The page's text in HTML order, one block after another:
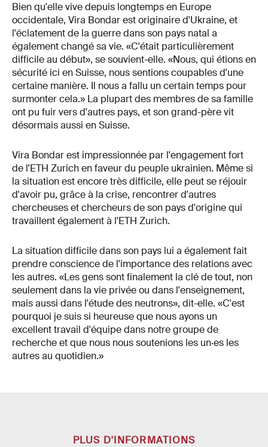
Bien qu'elle vive depuis longtemps en Europe
occidentale, Vira Bondar est originaire d'Ukraine, et
l'éclatement de la guerre dans son pays natal a
également changé sa vie. «C'était particulièrement
difficile au début», se souvient-elle. «Nous, qui étions en
sécurité ici en Suisse, nous sentions coupables d'une
certaine manière. Il nous a fallu un certain temps pour
surmonter cela.» La plupart des membres de sa famille
ont pu fuir vers d'autres pays, et son grand-père vit
désormais aussi en Suisse.
Vira Bondar est impressionnée par l'engagement fort
de l'ETH Zurich en faveur du peuple ukrainien. Même si
la situation est encore très difficile, elle peut se réjouir
d'avoir pu, grâce à la crise, rencontrer d'autres
chercheuses et chercheurs de son pays d'origine qui
travaillent également à l'ETH Zurich.
La situation difficile dans son pays lui a également fait
prendre conscience de l'importance des relations avec
les autres. «Les gens sont finalement la clé de tout, non
seulement dans la vie privée ou dans l'enseignement,
mais aussi dans l'étude des neutrons», dit-elle. «C'est
pourquoi je suis si heureuse que nous ayons un
excellent travail d'équipe dans notre groupe de
recherche et que nous nous soutenions les un·es les
autres au quotidien.»
PLUS D'INFORMATIONS